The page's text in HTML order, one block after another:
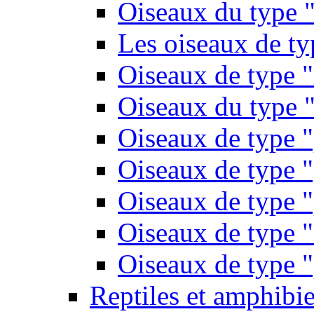
Oiseaux du type
Les oiseaux de
Oiseaux de type
Oiseaux du type
Oiseaux de type
Oiseaux de type
Oiseaux de type
Oiseaux de type
Oiseaux de type
Reptiles et